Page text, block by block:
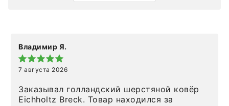
Владимир Я.
7 августа 2026
Заказывал голландский шерстяной ковёр
Eichholtz Breck. Товар находился за